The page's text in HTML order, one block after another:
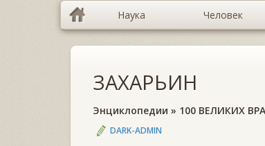
Наука Человек
ЗАХАРЬИН
Энциклопедии » 100 ВЕЛИКИХ
DARK-ADMIN